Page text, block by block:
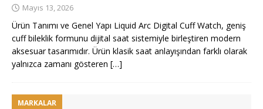
Mayıs 13, 2026
Ürün Tanımı ve Genel Yapı Liquid Arc Digital Cuff Watch, geniş
cuff bileklik formunu dijital saat sistemiyle birleştiren modern
aksesuar tasarımıdır. Ürün klasik saat anlayışından farklı olarak
yalnızca zamanı gösteren […]
MARKALAR